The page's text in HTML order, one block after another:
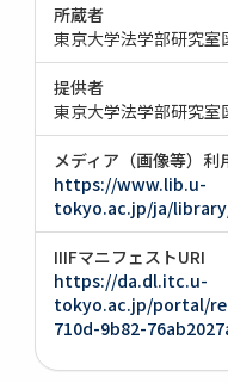
所蔵者
東京大学法学部研究室
提供者
東京大学法学部研究室
メディア（画像等）利
https://www.lib.u-
tokyo.ac.jp/ja/
IIIFマニフェストURI
https://da.dl.itc.u-
tokyo.ac.jp/portal/
710d-9b82-